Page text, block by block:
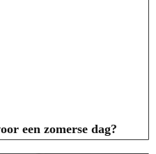
een zomerse dag?